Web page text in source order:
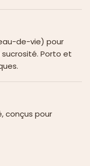
de-vie) pour
Porto et
conçus pour